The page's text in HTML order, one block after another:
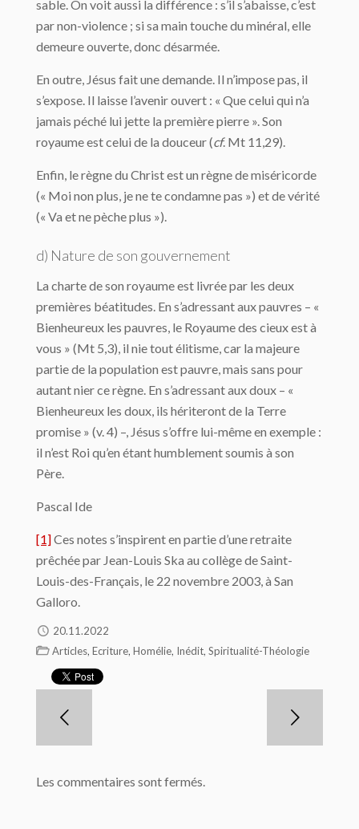
sable. On voit aussi la différence : s’il s’abaisse, c’est
par non-violence ; si sa main touche du minéral, elle
demeure ouverte, donc désarmée.
En outre, Jésus fait une demande. Il n’impose pas, il
s’expose. Il laisse l’avenir ouvert : « Que celui qui n’a
jamais péché lui jette la première pierre ». Son
royaume est celui de la douceur (cf. Mt 11,29).
Enfin, le règne du Christ est un règne de miséricorde
(« Moi non plus, je ne te condamne pas ») et de vérité
(« Va et ne pèche plus »).
d) Nature de son gouvernement
La charte de son royaume est livrée par les deux
premières béatitudes. En s’adressant aux pauvres – «
Bienheureux les pauvres, le Royaume des cieux est à
vous » (Mt 5,3), il nie tout élitisme, car la majeure
partie de la population est pauvre, mais sans pour
autant nier ce règne. En s’adressant aux doux – «
Bienheureux les doux, ils hériteront de la Terre
promise » (v. 4) –, Jésus s’offre lui-même en exemple :
il n’est Roi qu’en étant humblement soumis à son
Père.
Pascal Ide
[1]Ces notes s’inspirent en partie d’une retraite
prêchée par Jean-Louis Ska au collège de Saint-
Louis-des-Français, le 22 novembre 2003, à San
Galloro.
20.11.2022
Articles, Ecriture, Homélie, Inédit, Spiritualité-Théologie
Les commentaires sont fermés.